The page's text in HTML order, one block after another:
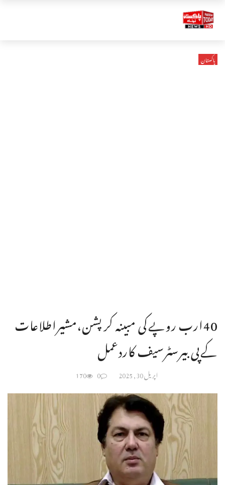
پاکستان
40ارب روپےکی مبینہ کرپشن،مشیراطلاعات
کےپی بیرسٹرسیف کاردعمل
اپریل 30, 2025 0
170